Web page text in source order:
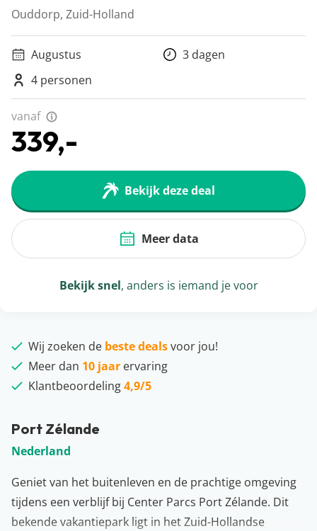
Port Zélande
Nederland
Geniet van het buitenleven en de prachtige omgeving
tijdens een verblijf bij Center Parcs Port Zélande. Dit
bekende vakantiepark ligt in het Zuid-Hollandse
Ouddorp, Zuid-Holland
Augustus
3 dagen
4 personen
vanaf
339,-
Bekijk deze deal
Meer data
Bekijk snel, anders is iemand je voor
Wij zoeken de beste dealsvoor jou!
Meer dan 10 jaar ervaring
Klantbeoordeling4,9/5